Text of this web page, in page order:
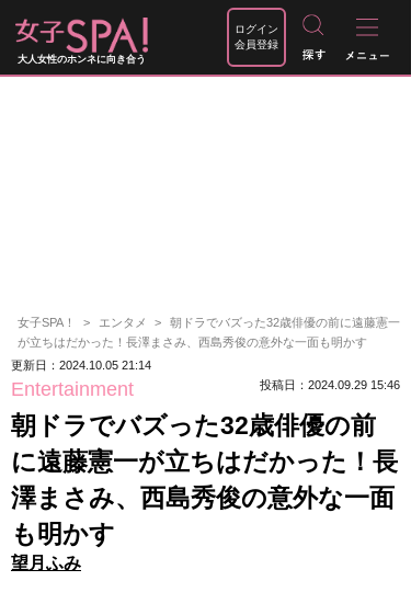
大人女性のホンネに向き合う
ログイン
会員登録
女子SPA！ エンタメ
朝ドラでバズった32歳俳優の前に遠藤憲一
が立ちはだかった！長澤まさみ、西島秀俊の意外な一面も明かす
更新日：2024.10.05 21:14
Entertainment 投稿日：2024.09.29 15:46
朝ドラでバズった32歳俳優の前
に遠藤憲一が立ちはだかった！長
澤まさみ、西島秀俊の意外な一面
も明かす
望月ふみ